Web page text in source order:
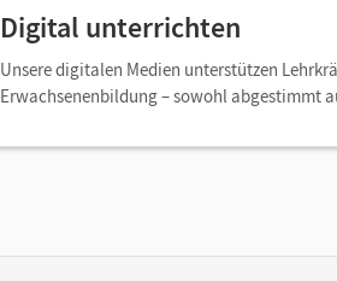
Digital unterrichten
Unsere digitalen Medien unterstützen
Erwachsenenbildung – sowohl abgestimmt